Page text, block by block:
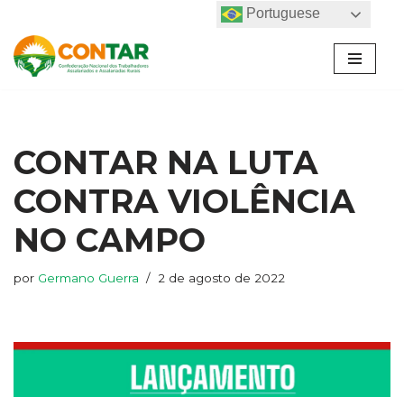
Pular
para
CONTAR NA LUTA
CONTRA VIOLÊNCIA
NO CAMPO
por Germano Guerra 2 de agosto de 2022
Portuguese